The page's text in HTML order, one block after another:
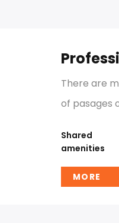
There are
of pasages
Shared
amenities
MORE